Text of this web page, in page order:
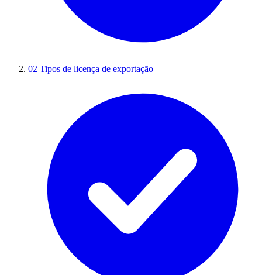
02 Tipos de licença de exportação